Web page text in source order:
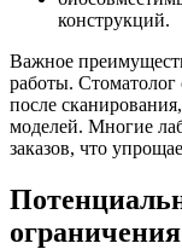
конструкций.
Важное
работы. Стоматолог
после
моделей. Многие
заказов, что
ограничения